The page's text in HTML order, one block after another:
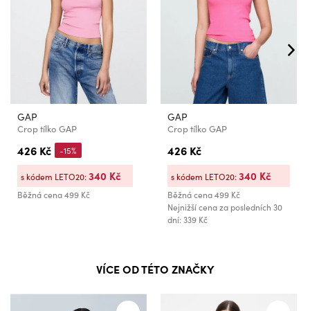
GAP
Crop tílko GAP
426 Kč
Běžná cena499 Kč
-15%
s kódem LETO20:340 Kč
GAP
Crop tílko GAP
426 Kč
Běžná cena499 Kč
Nejnižší cena za posledních 30
dní: 339 Kč
s kódem LETO20:340 Kč
VÍCE OD TÉTO ZNAČKY